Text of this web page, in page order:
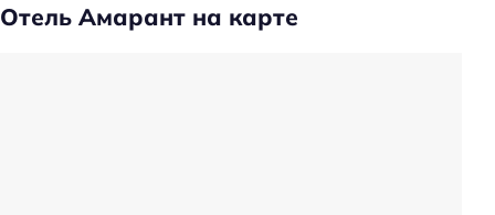
Отель Амарант на карте